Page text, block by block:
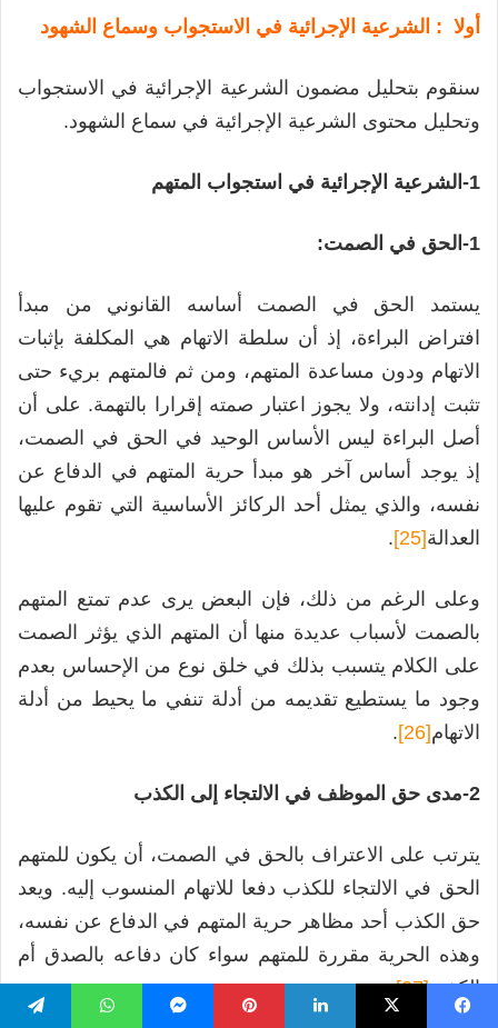
أولا : الشرعية الإجرائية في الاستجواب وسماع الشهود
سنقوم بتحليل مضمون الشرعية الإجرائية في الاستجواب
وتحليل محتوى الشرعية الإجرائية في سماع الشهود.
1-الشرعية الإجرائية في استجواب المتهم
1-الحق في الصمت:
يستمد الحق في الصمت أساسه القانوني من مبدأ
افتراض البراءة، إذ أن سلطة الاتهام هي المكلفة بإثبات
الاتهام ودون مساعدة المتهم، ومن ثم فالمتهم بريء حتى
تثبت إدانته، ولا يجوز اعتبار صمته إقرارا بالتهمة. على أن
أصل البراءة ليس الأساس الوحيد في الحق في الصمت،
إذ يوجد أساس آخر هو مبدأ حرية المتهم في الدفاع عن
نفسه، والذي يمثل أحد الركائز الأساسية التي تقوم عليها
العدالة[25]
.
وعلى الرغم من ذلك، فإن البعض يرى عدم تمتع المتهم
بالصمت لأسباب عديدة منها أن المتهم الذي يؤثر الصمت
على الكلام يتسبب بذلك في خلق نوع من الإحساس بعدم
وجود ما يستطيع تقديمه من أدلة تنفي ما يحيط من أدلة
الاتهام[26]
.
2-مدى حق الموظف في الالتجاء إلى الكذب
يترتب على الاعتراف بالحق في الصمت، أن يكون للمتهم
الحق في الالتجاء للكذب دفعا للاتهام المنسوب إليه. ويعد
حق الكذب أحد مظاهر حرية المتهم في الدفاع عن نفسه،
وهذه الحرية مقررة للمتهم سواء كان دفاعه بالصدق أم
الكذب[27]
.